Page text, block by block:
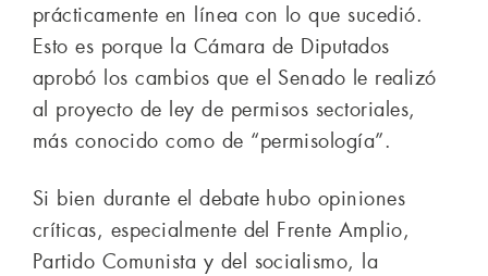
prácticamente en línea con lo que sucedió.
Esto es porque la Cámara de Diputados
aprobó los cambios que el Senado le realizó
al proyecto de ley de permisos sectoriales,
más conocido como de “permisología”.
Si bien durante el debate hubo opiniones
críticas, especialmente del Frente Amplio,
Partido Comunista y del socialismo, la